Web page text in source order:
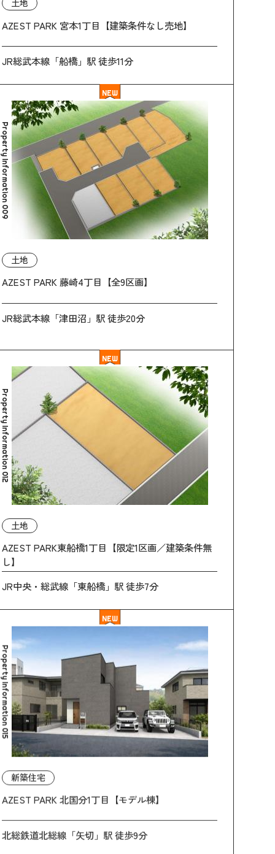
土地
AZEST PARK 宮本1丁目【建築条件なし売地】
JR総武本線「船橋」駅 徒歩11分
NEW
土地
AZEST PARK 藤崎4丁目【全9区画】
JR総武本線「津田沼」駅 徒歩20分
Property Information 009
NEW
土地
AZEST PARK東船橋1丁目【限定1区画／建築条件無
し】
JR中央・総武線「東船橋」駅 徒歩7分
Property Information 012
NEW
新築住宅
AZEST PARK 北国分1丁目【モデル棟】
北総鉄道北総線「矢切」駅 徒歩9分
Property Information 015